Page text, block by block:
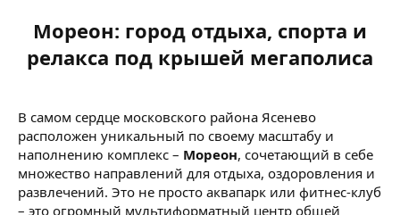
Мореон: город отдыха, спорта и
релакса под крышей мегаполиса
В самом сердце московского района Ясенево
расположен уникальный по своему масштабу и
наполнению комплекс – Мореон, сочетающий в себе
множество направлений для отдыха, оздоровления и
развлечений. Это не просто аквапарк или фитнес-клуб
– это огромный мультиформатный центр общей